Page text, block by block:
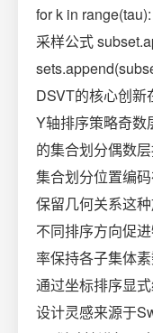
for k in
采样公式
DSVT的核心创新
Y轴排序策略奇数
的集合划分偶数
集合划分位置编
保留几何关系这
不同排序方向促
率保持各子集体
通过坐标排序显
设计灵感来源于